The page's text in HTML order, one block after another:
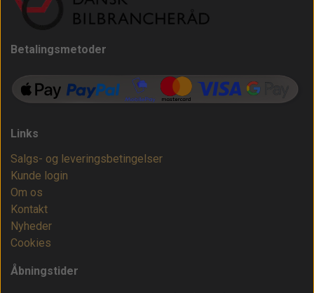
Betalingsmetoder
Links
Salgs- og leveringsbetingelser
Kunde login
Om os
Kontakt
Nyheder
Cookies
Åbningstider